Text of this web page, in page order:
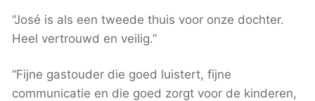
“José is als een tweede thuis voor onze dochter.
Heel vertrouwd en veilig.”
“Fijne gastouder die goed luistert, fijne
communicatie en die goed zorgt voor de kinderen,